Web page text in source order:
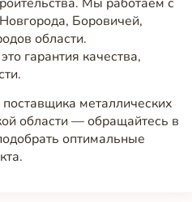
Мы работаем с
Боровичей,
области.
гарантия качества,
металлических
области — обращайтесь в
оптимальные